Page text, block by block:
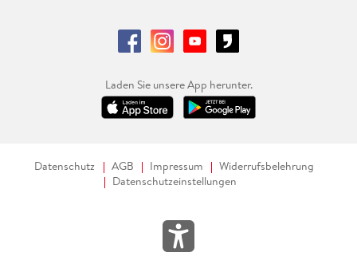
Laden Sie unsere App herunter.
Datenschutz AGB Impressum
Widerrufsbelehrung
Datenschutzeinstellungen